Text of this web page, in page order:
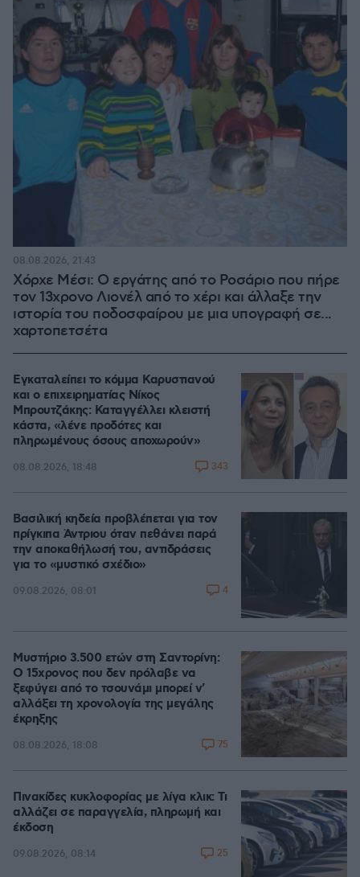
Χόρχε Μέσι: Ο εργάτης από το Ροσάριο που πήρε
τον 13χρονο Λιονέλ από το χέρι και άλλαξε την
ιστορία του ποδοσφαίρου με μια υπογραφή σε...
χαρτοπετσέτα
08.08.2026, 21:43
Εγκαταλείπει το κόμμα Καρυστιανού
και ο επιχειρηματίας Νίκος
Μπρουτζάκης: Καταγγέλλει κλειστή
κάστα, «λένε προδότες και
πληρωμένους όσους αποχωρούν»
08.08.2026, 18:48 343
Βασιλική κηδεία προβλέπεται για τον
πρίγκιπα Άντριου όταν πεθάνει παρά
την αποκαθήλωσή του, αντιδράσεις
για το «μυστικό σχέδιο»
09.08.2026, 08:01 4
Μυστήριο 3.500 ετών στη Σαντορίνη:
Ο 15χρονος που δεν πρόλαβε να
ξεφύγει από το τσουνάμι μπορεί ν'
αλλάξει τη χρονολογία της μεγάλης
έκρηξης
08.08.2026, 18:08 75
Πινακίδες κυκλοφορίας με λίγα κλικ: Τι
αλλάζει σε παραγγελία, πληρωμή και
έκδοση
09.08.2026, 08:14 25